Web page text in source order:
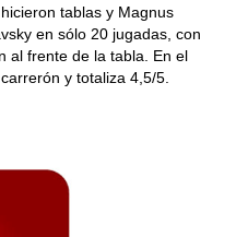
tablas y Magnus
en sólo 20 jugadas, con
al frente de la tabla. En el
y totaliza 4,5/5.